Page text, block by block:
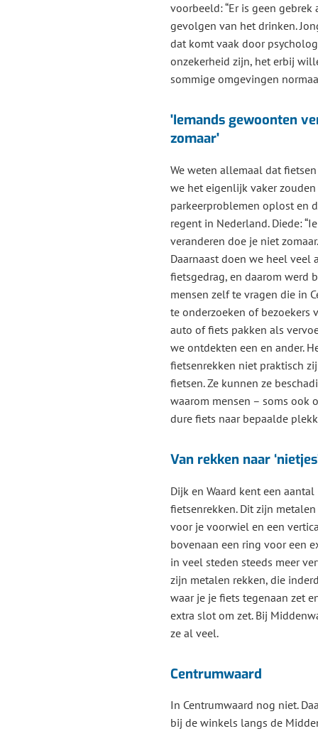
voorbeeld: “Er is geen
gevolgen van het drinken.
dat komt vaak door
onzekerheid zijn, het erbij
sommige omgevingen
'Iemands gewoonten
zomaar'
We weten allemaal dat
we het eigenlijk vaker
parkeerproblemen oplost en
regent in Nederland. Diede:
veranderen doe je niet
Daarnaast doen we heel veel
fietsgedrag, en daarom werd
mensen zelf te vragen die in
te onderzoeken of bezoekers
auto of fiets pakken als
we ontdekten een en ander.
fietsenrekken niet praktisch
fietsen. Ze kunnen ze
waarom mensen – soms ook
dure fiets naar bepaalde
Van rekken naar
Dijk en Waard kent een
fietsenrekken. Dit zijn
voor je voorwiel en een
bovenaan een ring voor een
in veel steden steeds meer
zijn metalen rekken, die
waar je je fiets tegenaan zet
extra slot om zet. Bij
ze al veel.
Centrumwaard
In Centrumwaard nog niet.
bij de winkels langs de